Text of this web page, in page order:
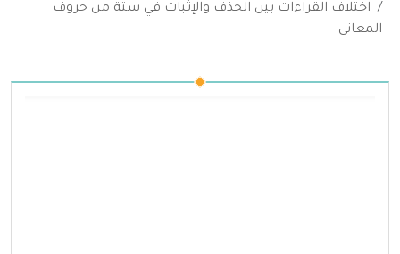
اختلاف القراءات بين الحذف والإثبات في ستة من حروف
المعاني